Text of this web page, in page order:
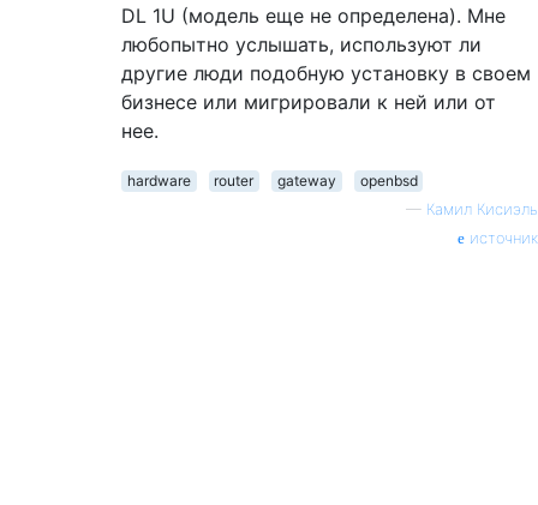
DL 1U (модель еще не определена). Мне
любопытно услышать, используют ли
другие люди подобную установку в своем
бизнесе или мигрировали к ней или от
нее.
hardware router gateway
openbsd
— Камил Кисиэль
источник